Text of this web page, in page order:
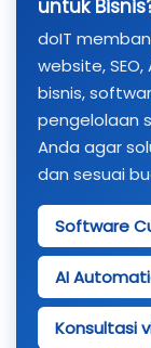
untuk
doIT
website,
bisnis,
pengelolaan
Anda agar
dan sesuai
Software
AI
Konsultasi